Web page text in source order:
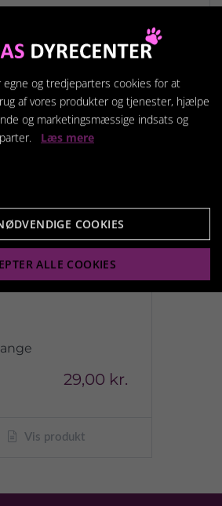
29,00 kr.
Vis produkt
og tredjeparters cookies for at
af vores produkter og tjenester, hjælpe
og marketingsmæssige indsats og
Læs mere
COOKIES
ALLE COOKIES